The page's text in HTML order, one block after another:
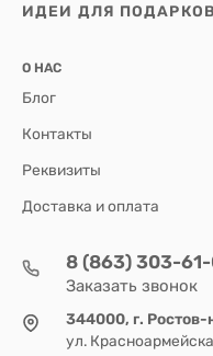
ИДЕИ ДЛЯ ПОДАРКОВ
О НАС
Блог
Контакты
Реквизиты
Доставка и оплата
8 (863) 303-
Заказать звонок
344000, г.
ул.